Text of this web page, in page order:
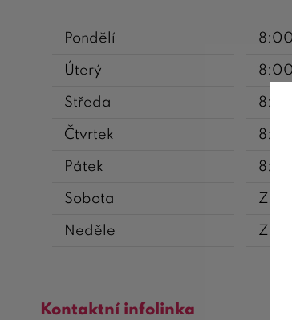
Pondělí
Úterý
Středa 8:00
Čtvrtek
Pátek
Sobota
Neděle
Kontaktní infolinka